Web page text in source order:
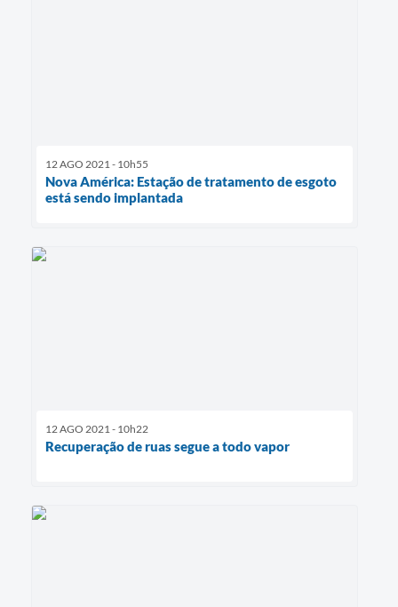
12 AGO 2021 - 10h55
Nova América: Estação de tratamento de esgoto
está sendo implantada
12 AGO 2021 - 10h22
Recuperação de ruas segue a todo vapor